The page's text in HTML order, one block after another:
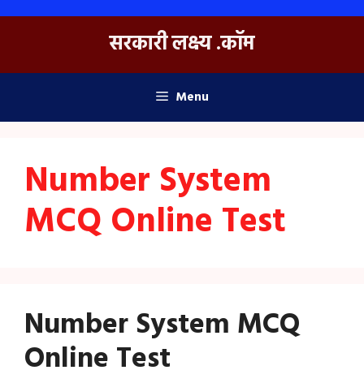
Skip
सरकारी लक्ष्य .कॉम
Menu
Number System
MCQ Online Test
Number System MCQ
Online Test